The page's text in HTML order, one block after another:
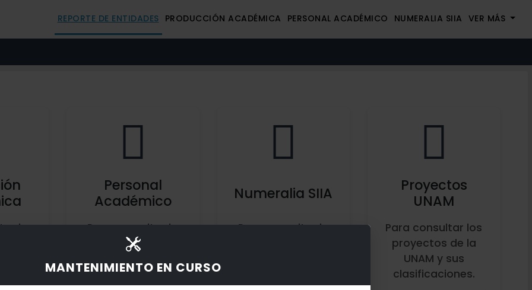
MANTENIMIENTO EN CURSO
REPORTE DE ENTIDADES PRODUCCIÓN ACADÉMICA PERSONAL ACADÉMICO NUMERALIA SIIA VER MÁS
la
Personal
Académico
Para consultar la
producción
mediante la
Numeralia SIIA
Para consultar la
Proyectos
UNAM
Para consultar los
proyectos de la
UNAM y sus
clasificaciones.